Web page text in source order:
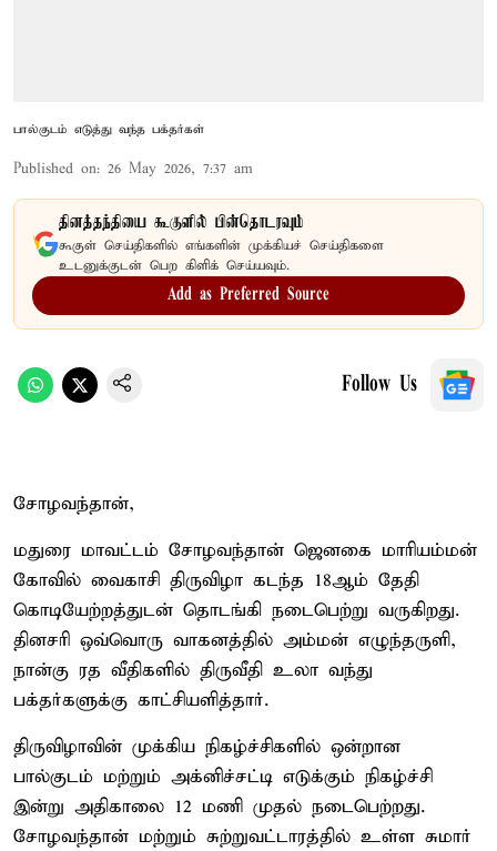
பால்குடம் எடுத்து வந்த பக்தர்கள்
Published on: 26 May 2026, 7:37 am
தினத்தந்தியை கூகுளில் பின்தொடரவும்
கூகுள் செய்திகளில் எங்களின் முக்கியச் செய்திகளை
உடனுக்குடன் பெற கிளிக் செய்யவும்.
Add as Preferred Source
Follow Us
சோழவந்தான்,
மதுரை மாவட்டம் சோழவந்தான் ஜெனகை மாரியம்மன்
கோவில் வைகாசி திருவிழா கடந்த 18ஆம் தேதி
கொடியேற்றத்துடன் தொடங்கி நடைபெற்று வருகிறது.
தினசரி ஒவ்வொரு வாகனத்தில் அம்மன் எழுந்தருளி,
நான்கு ரத வீதிகளில் திருவீதி உலா வந்து
பக்தர்களுக்கு காட்சியளித்தார்.
திருவிழாவின் முக்கிய நிகழ்ச்சிகளில் ஒன்றான
பால்குடம் மற்றும் அக்னிச்சட்டி எடுக்கும் நிகழ்ச்சி
இன்று அதிகாலை 12 மணி முதல் நடைபெற்றது.
சோழவந்தான் மற்றும் சுற்றுவட்டாரத்தில் உள்ள சுமார்